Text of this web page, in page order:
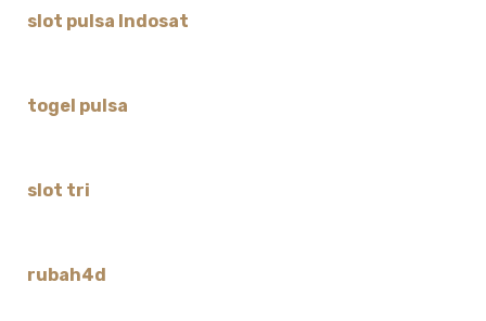
slot pulsa Indosat
togel pulsa
slot tri
rubah4d